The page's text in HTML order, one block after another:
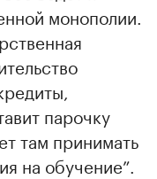
монополии.
парочку
там принимать
на обучение”.